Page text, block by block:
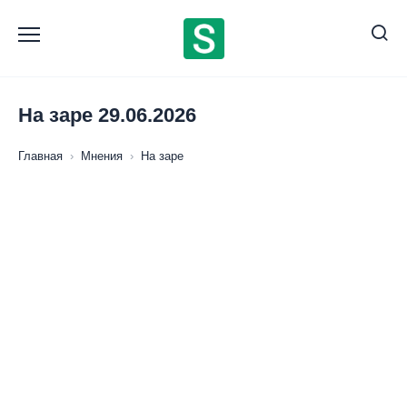
содержанию
На заре 29.06.2026
Главная › Мнения › На заре